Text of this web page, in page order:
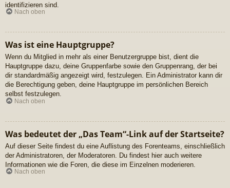
identifizieren sind.
Nach oben
Was ist eine Hauptgruppe?
Wenn du Mitglied in mehr als einer Benutzergruppe bist, dient die
Hauptgruppe dazu, deine Gruppenfarbe sowie den Gruppenrang, der bei
dir standardmäßig angezeigt wird, festzulegen. Ein Administrator kann dir
die Berechtigung geben, deine Hauptgruppe im persönlichen Bereich
selbst festzulegen.
Nach oben
Was bedeutet der „Das Team“-Link auf der Startseite?
Auf dieser Seite findest du eine Auflistung des Forenteams, einschließlich
der Administratoren, der Moderatoren. Du findest hier auch weitere
Informationen wie die Foren, die diese im Einzelnen moderieren.
Nach oben